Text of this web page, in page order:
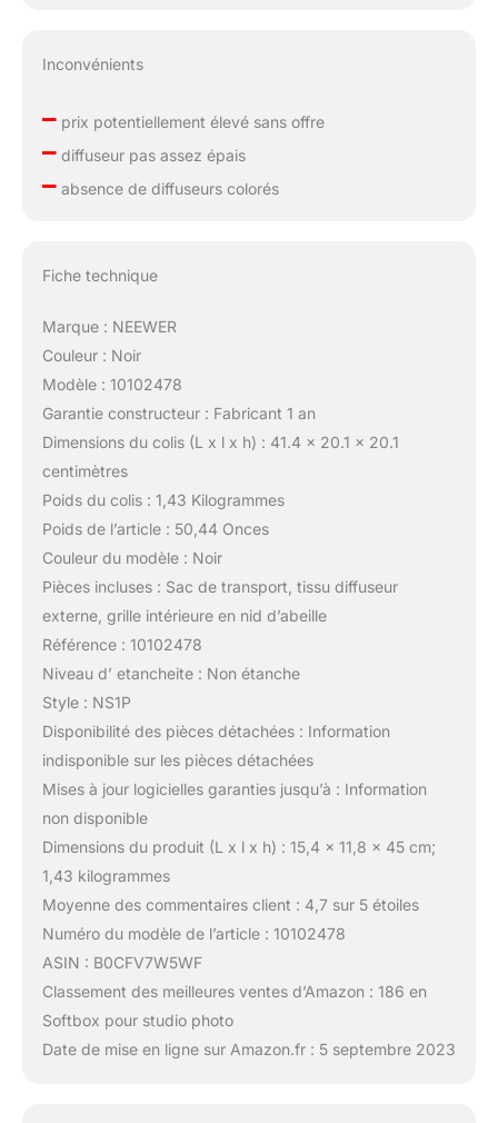
Inconvénients
–prix potentiellement élevé sans offre
–diffuseur pas assez épais
–absence de diffuseurs colorés
Fiche technique
Marque : NEEWER
Couleur : Noir
Modèle : 10102478
Garantie constructeur : Fabricant 1 an
Dimensions du colis (L x l x h) : 41.4 x 20.1 x 20.1
centimètres
Poids du colis : 1,43 Kilogrammes
Poids de l’article : 50,44 Onces
Couleur du modèle : Noir
Pièces incluses : Sac de transport, tissu diffuseur
externe, grille intérieure en nid d’abeille
Référence : 10102478
Niveau d’ etancheite : Non étanche
Style : NS1P
Disponibilité des pièces détachées : Information
indisponible sur les pièces détachées
Mises à jour logicielles garanties jusqu’à : Information
non disponible
Dimensions du produit (L x l x h) : 15,4 x 11,8 x 45 cm;
1,43 kilogrammes
Moyenne des commentaires client : 4,7 sur 5 étoiles
Numéro du modèle de l’article : 10102478
ASIN : B0CFV7W5WF
Classement des meilleures ventes d’Amazon : 186 en
Softbox pour studio photo
Date de mise en ligne sur Amazon.fr : 5 septembre 2023